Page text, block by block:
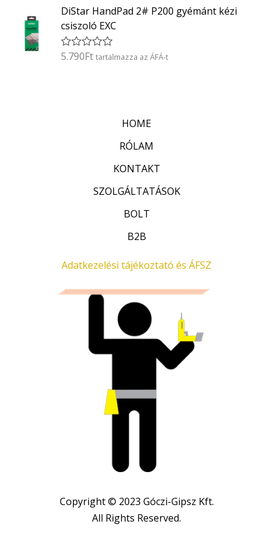
/
5
é
e
l
s
DiStar HandPad 2# P200 gyémánt kézi
csiszoló EXC
É
5.790Ft tartalmazza az ÁFÁ-t
HOME
RÓLAM
KONTAKT
SZOLGÁLTATÁSOK
BOLT
B2B
Adatkezelési tájékoztató és ÁFSZ
Copyright © 2023 Góczi-Gipsz Kft.
All Rights Reserved.